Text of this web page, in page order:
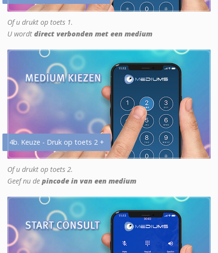
Of u drukt op toets 1.
U wordt direct verbonden met een medium
4b. Keuze - Druk op toets 2 +
Of u drukt op toets 2.
Geef nu de pincode in van een medium